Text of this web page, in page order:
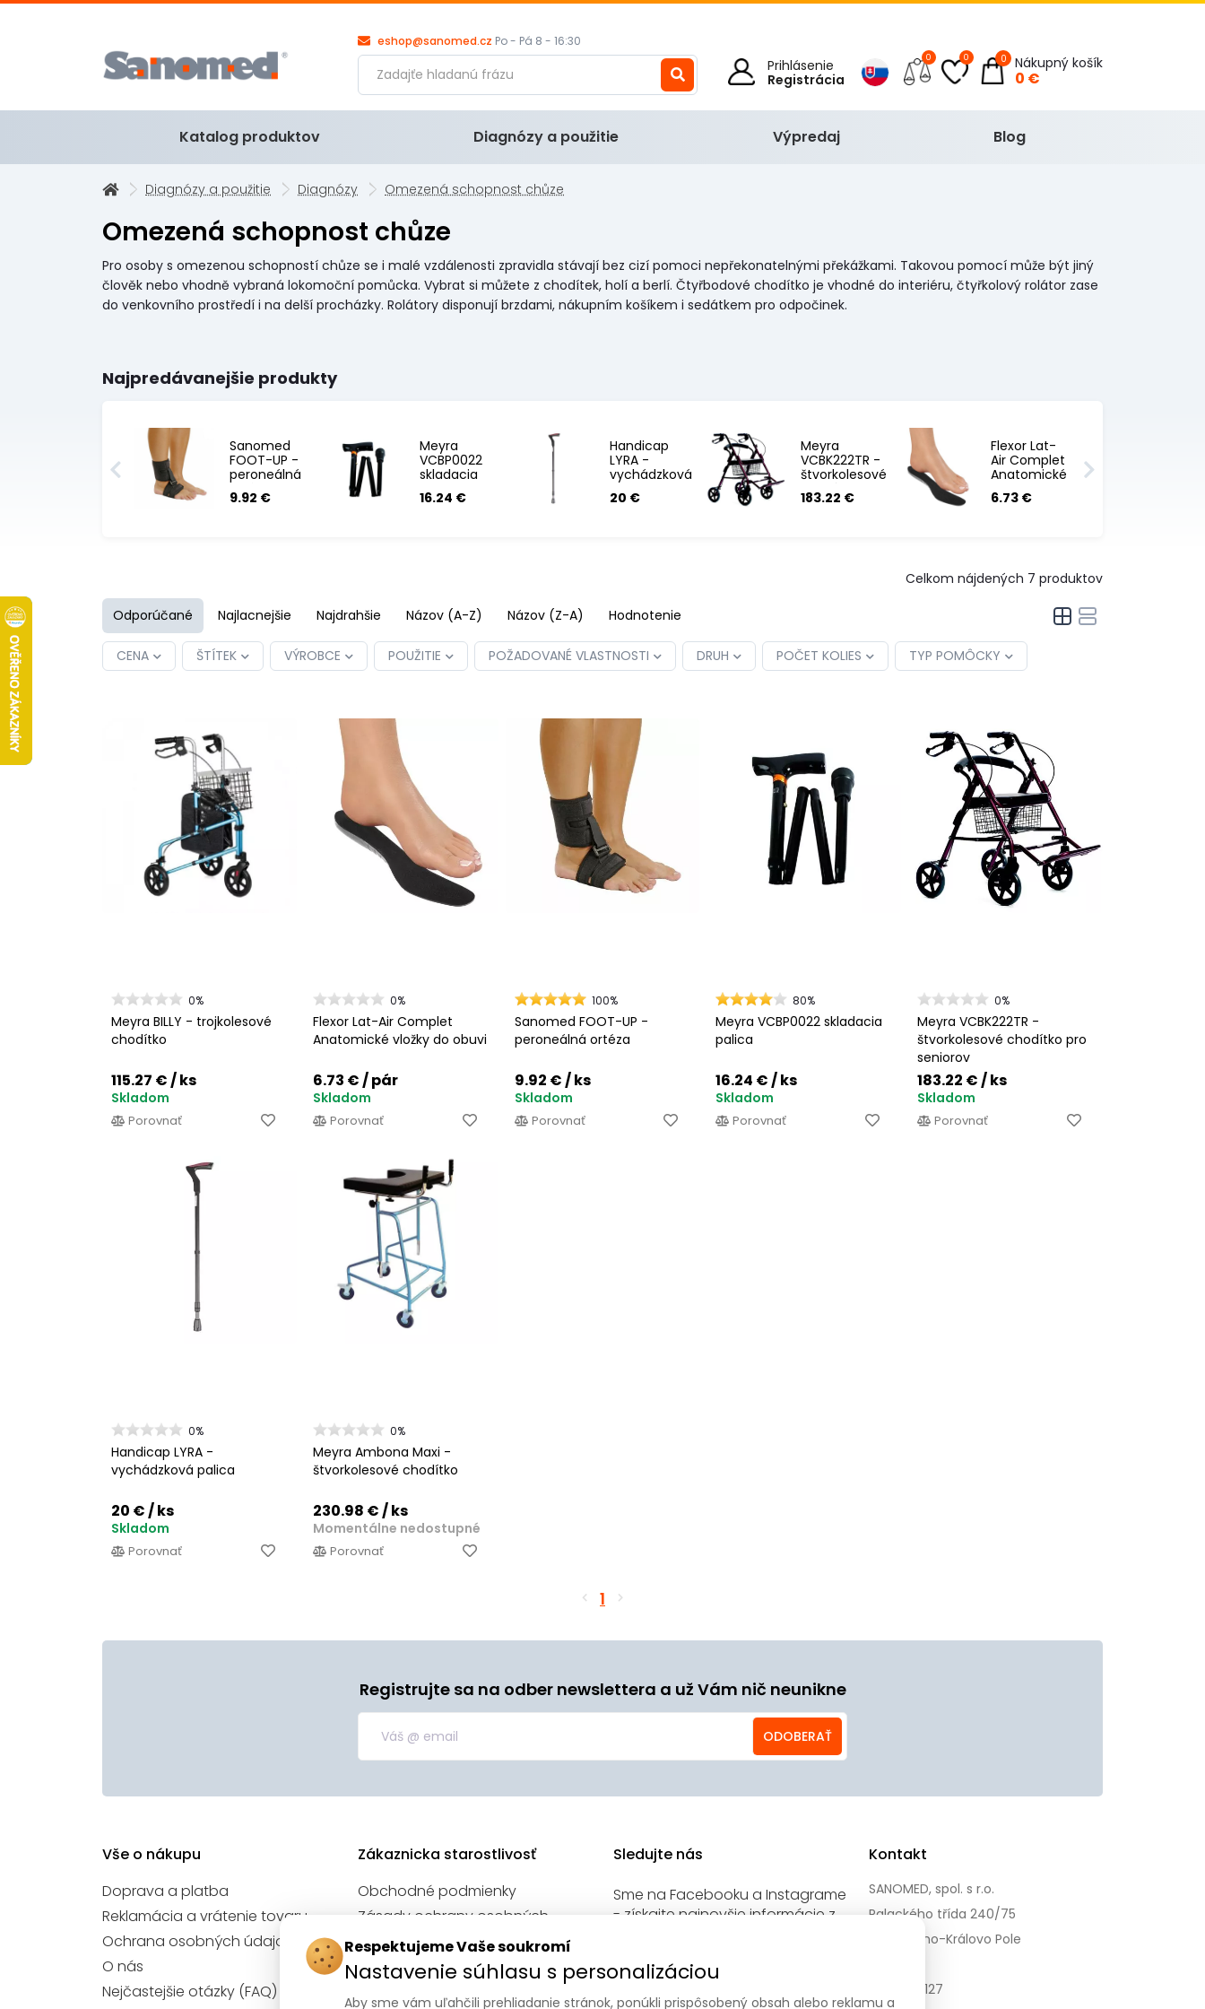
eshop@sanomed.cz Po - Pá 8 - 16:30
Prihlásenie
Registrácia
0 0 Nákupný košík
0 €
0
Katalog produktov Diagnózy a použitie Výpredaj Blog
Diagnózy a použitie Diagnózy Omezená schopnost chůze
Omezená schopnost chůze
Pro osoby s omezenou schopností chůze se i malé vzdálenosti zpravidla stávají bez cizí pomoci nepřekonatelnými překážkami. Takovou pomocí může být jiný
člověk nebo vhodně vybraná lokomoční pomůcka. Vybrat si můžete z chodítek, holí a berlí. Čtyřbodové chodítko je vhodné do interiéru, čtyřkolový rolátor zase
do venkovního prostředí i na delší procházky. Rolátory disponují brzdami, nákupním košíkem i sedátkem pro odpočinek.
Najpredávanejšie produkty
Sanomed
FOOT-UP -
peroneálná
ortéza
9.92 €
Meyra
VCBP0022
skladacia
palica
16.24 €
Handicap
LYRA -
vychádzková
palica
20 €
Meyra
VCBK222TR -
štvorkolesové
chodítko pro
seniorov
183.22 €
Flexor Lat-
Air Complet
Anatomické
vložky do
obuvi
6.73 €
Celkom nájdených 7 produktov
Odporúčané Najlacnejšie Najdrahšie Názov (A-Z) Názov (Z-A) Hodnotenie
CENA ŠTÍTEK VÝROBCE POUŽITIE POŽADOVANÉ VLASTNOSTI DRUH POČET KOLIES TYP POMÔCKY
0%
Meyra BILLY - trojkolesové
chodítko
115.27 €/ ks
Skladom
Porovnať
0%
Flexor Lat-Air Complet
Anatomické vložky do obuvi
6.73 €/ pár
Skladom
Porovnať
100%
Sanomed FOOT-UP -
peroneálná ortéza
9.92 €/ ks
Skladom
Porovnať
80%
Meyra VCBP0022 skladacia
palica
16.24 €/ ks
Skladom
Porovnať
0%
Meyra VCBK222TR -
štvorkolesové chodítko pro
seniorov
183.22 €/ ks
Skladom
Porovnať
0%
Handicap LYRA -
vychádzková palica
20 €/ ks
Skladom
Porovnať
0%
Meyra Ambona Maxi -
štvorkolesové chodítko
230.98 €/ ks
Momentálne nedostupné
Porovnať
1
Registrujte sa na odber newslettera a už Vám nič neunikne
ODOBERAŤ
Vše o nákupu
Doprava a platba
Reklamácia a vrátenie tovaru
Ochrana osobných údajov
O nás
Nejčastejšie otázky (FAQ)
Zákaznicka starostlivosť
Obchodné podmienky
Zásady ochrany osobných
údajov
Nastavenie cookies
Sledujte nás
Sme na Facebooku a Instagrame
- získajte najnovšie informácie z
Kontakt
SANOMED, spol. s r.o.
Palackého třída 240/75
612 00 Brno-Královo Pole
IČ: 47910127
Respektujeme Vaše soukromí
Nastavenie súhlasu s personalizáciou
Aby sme vám uľahčili prehliadanie stránok, ponúkli prispôsobený obsah alebo reklamu a